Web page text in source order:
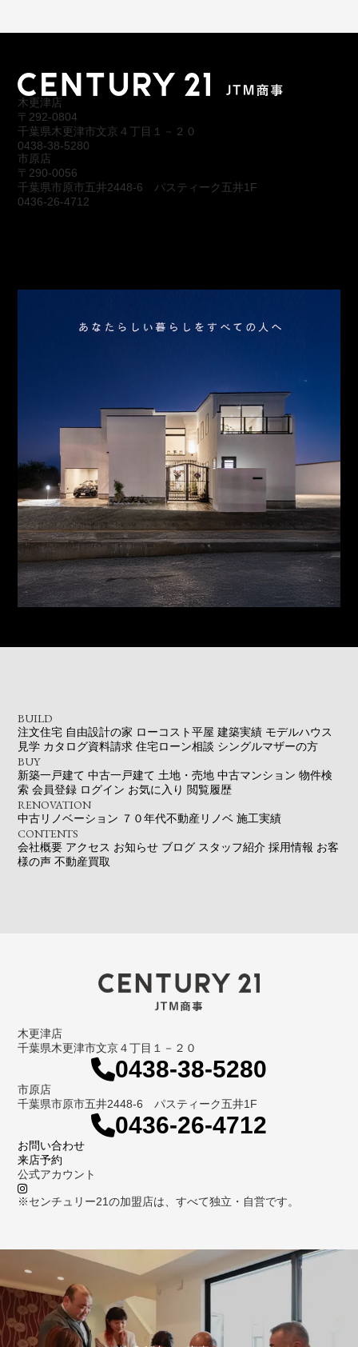
木更津店
〒292-0804
千葉県木更津市文京４丁目１－２０
0438-38-5280
市原店
〒290-0056
千葉県市原市五井2448-6 パスティーク五井1F
0436-26-4712
BUILD
注文住宅 自由設計の家 ローコスト平屋 建築実績 モデルハウス
見学 カタログ資料請求 住宅ローン相談 シングルマザーの方
BUY
新築一戸建て 中古一戸建て 土地・売地 中古マンション 物件検
索 会員登録 ログイン お気に入り 閲覧履歴
RENOVATION
中古リノベーション ７０年代不動産リノベ 施工実績
CONTENTS
会社概要 アクセス お知らせ ブログ スタッフ紹介 採用情報 お客
様の声 不動産買取
木更津店
千葉県木更津市文京４丁目１－２０
0438-38-5280
市原店
千葉県市原市五井2448-6 パスティーク五井1F
0436-26-4712
お問い合わせ
来店予約
公式アカウント
※センチュリー21の加盟店は、すべて独立・自営です。